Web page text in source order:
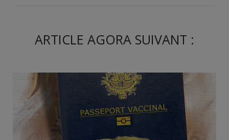
ARTICLE AGORA SUIVANT :